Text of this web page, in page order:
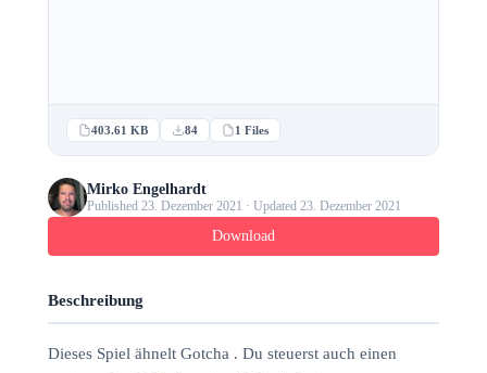
403.61 KB 84 1 Files
Mirko Engelhardt
Published 23. Dezember 2021 · Updated 23. Dezember 2021
Download
Beschreibung
Dieses Spiel ähnelt Gotcha . Du steuerst auch einen